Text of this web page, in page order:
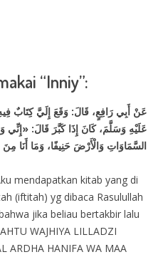
“Inniy”:
عَنْ أَبِي رَافِعٍ، قَالَ: وَقَعَ إِلَيَّ كِتَابٌ
عَلَيْهِ وَسَلَّمَ، كَانَ إِذَا كَبَّرَ قَالَ:
السَّمَاوَاتِ وَالْأَرْضَ حَنِيفًا، وَمَا أَنَا
mendapatkan kitab yang di
(iftitah) yg dibaca Rasulullah
jika beliau bertakbir lalu
WAJHIYA LILLADZI
ARDHA HANIFA WA MAA